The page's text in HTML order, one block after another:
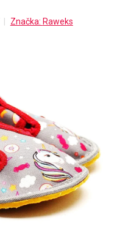
Značka: Raweks